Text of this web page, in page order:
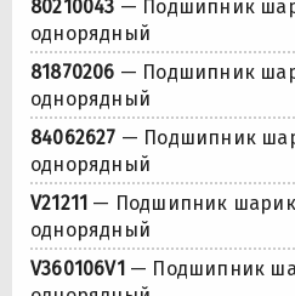
80210043 — Подшипник
однорядный
81870206 — Подшипник
однорядный
84062627 — Подшипник
однорядный
V21211 — Подшипник
однорядный
V360106V1 — Подшипник